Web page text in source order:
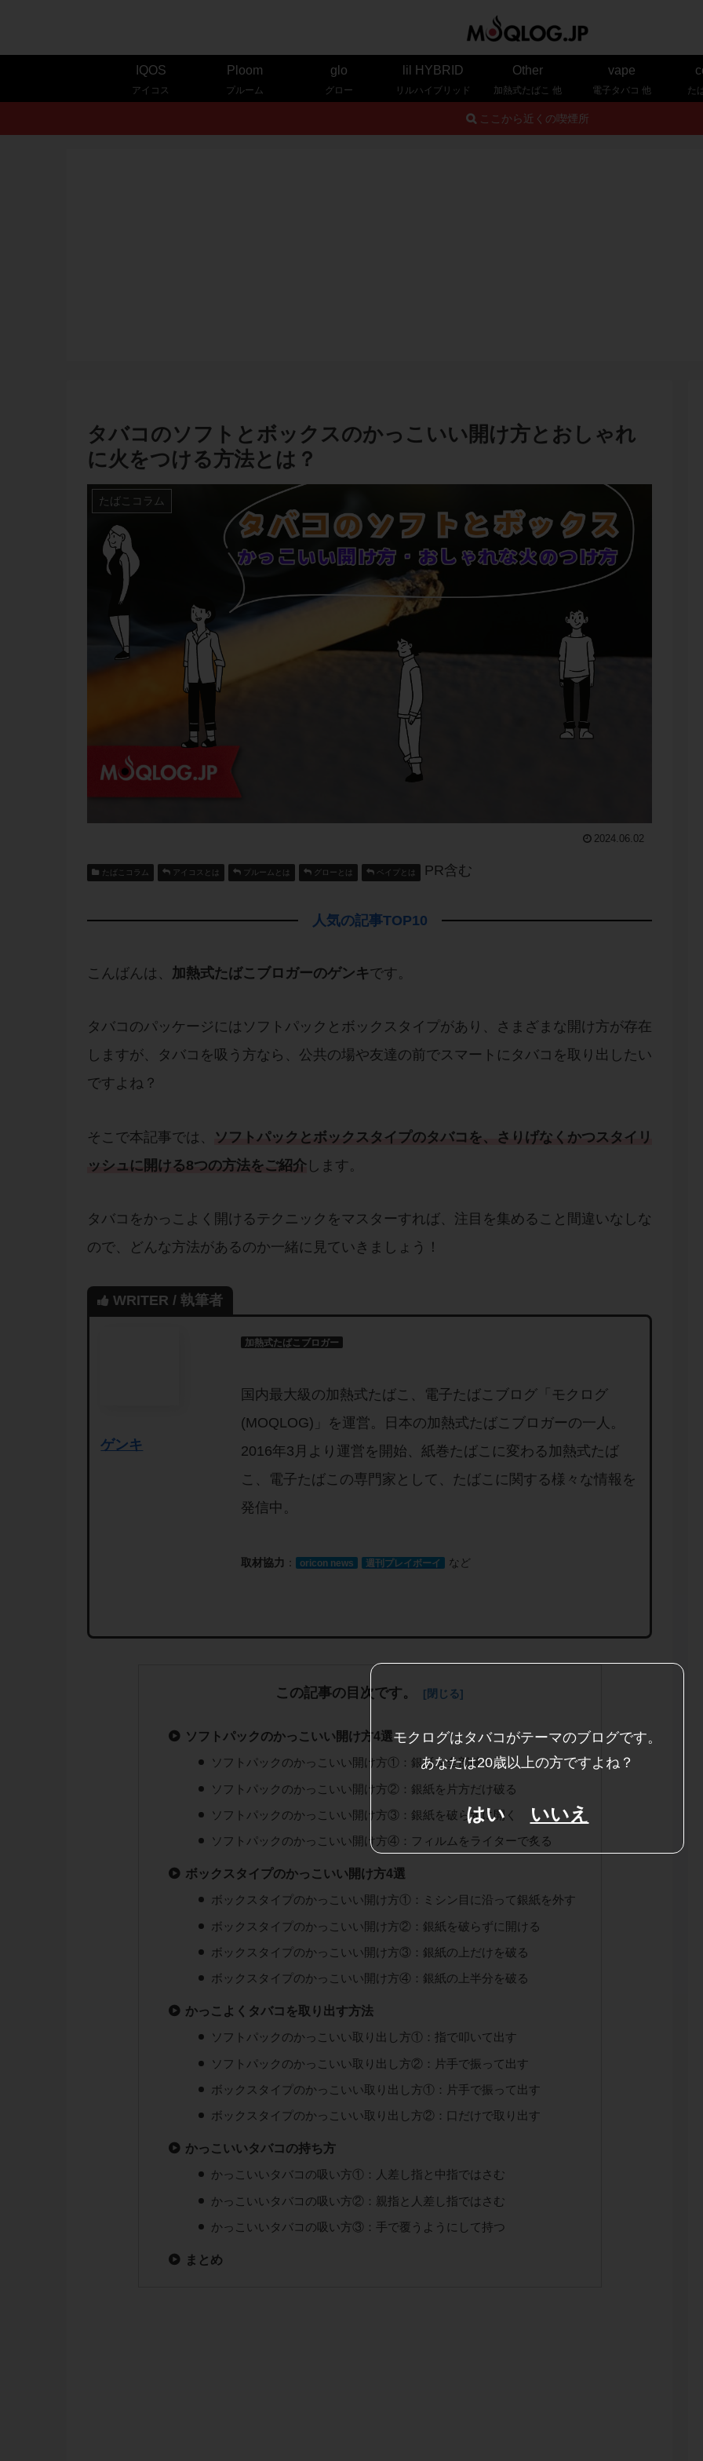
IQOS
アイコス
Ploom
プルーム
glo
グロー
lil HYBRID
リルハイブリッド
Other
加熱式たばこ 他
vape
電子タバコ 他
た
ここから近くの喫煙所
タバコのソフトとボックスのかっこいい開け方とおしゃれ
に火をつける方法とは？
たばこコラム
2024.06.02
たばこコラム アイコスとは プルームとは グローとは ベイプとは PR含む
人気の記事TOP10
こんばんは、 加熱式たばこブロガーのゲンキです。
タバコのパッケージにはソフトパックとボックスタイプがあり、さまざまな開け方が存在
しますが、タバコを吸う方なら、公共の場や友達の前でスマートにタバコを取り出したい
ですよね？
そこで本記事では、 ソ フトパックとボックスタイプのタバコを、さりげなくかつスタイリ
ッシュに開ける8つの方法をご紹介 します。
タバコをかっこよく開けるテクニックをマスターすれば、注目を集めること間違いなしな
ので、どんな方法があるのか一緒に見ていきましょう！
WRITER / 執筆者
ゲンキ
加熱式たばこブロガー
国内最大級の加熱式たばこ、電子たばこブログ「モクログ
(MOQLOG)」を運営。日本の加熱式たばこブロガーの一人。
2016年3月より運営を開始、紙巻たばこに変わる加熱式たば
こ、電子たばこの専門家として、たばこに関する様々な情報を
発信中。
取材協力 ： oricon news 週刊プレイボーイ など
この記事の目次です。
ソフトパックのかっこいい開け方4選
ソフトパックのかっこいい開け方①：銀紙を全部破る
ソフトパックのかっこいい開け方②：銀紙を片方だけ破る
ソフトパックのかっこいい開け方③：銀紙を破らずに開く
ソフトパックのかっこいい開け方④：フィルムをライターで炙る
ボックスタイプのかっこいい開け方4選
ボックスタイプのかっこいい開け方①：ミシン目に沿って銀紙を外す
ボックスタイプのかっこいい開け方②：銀紙を破らずに開ける
ボックスタイプのかっこいい開け方③：銀紙の上だけを破る
ボックスタイプのかっこいい開け方④：銀紙の上半分を破る
かっこよくタバコを取り出す方法
ソフトパックのかっこいい取り出し方①：指で叩いて出す
ソフトパックのかっこいい取り出し方②：片手で振って出す
ボックスタイプのかっこいい取り出し方①：片手で振って出す
ボックスタイプのかっこいい取り出し方②：口だけで取り出す
かっこいいタバコの持ち方
かっこいいタバコの吸い方①：人差し指と中指ではさむ
かっこいいタバコの吸い方②：親指と人差し指ではさむ
かっこいいタバコの吸い方③：手で覆うようにして持つ
まとめ
モクログはタバコがテーマのブログです。
あなたは20歳以上の方ですよね？
はい いいえ